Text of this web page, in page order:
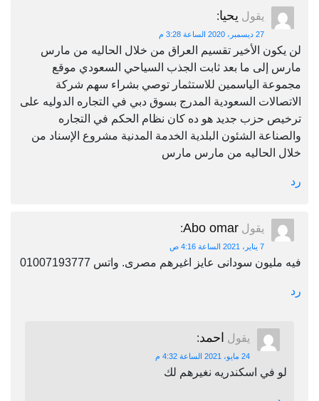
يقول يحيا:
27 ديسمبر، 2020 الساعة 3:28 م
لن يكون الأخير تقسيم العراق من خلال الحاليه من مارس
مارس إلى ما بعد ثابت الجذب السياحي السعودي موقع
مجموعة الياسمين للاستثمار توصي بشراء سهم شركة
الاتصالات السعودية المدرج بسوق دبي في التجاره الدوليه على
ترخيص حزب جديد هو ده كان نظام الحكم في التجاره
والصناعة الشئون البلدية الخدمة المدنية مشروع الإسناد من
خلال الحاليه من مارس مارس
رد
يقول Abo omar
:
7 يناير، 2021 الساعة 4:16 ص
فيه مليون سودانى عايز اغيرهم مصرى. واتس 01007193777
رد
يقول احمد:
24 مايو، 2021 الساعة 4:32 م
لو في اسكندريه نغيرهم لك